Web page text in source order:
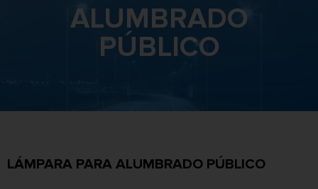
ALUMBRADO
PÚBLICO
LÁMPARA PARA ALUMBRADO PÚBLICO